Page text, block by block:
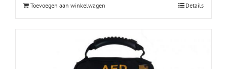
Toevoegen aan winkelwagen Details